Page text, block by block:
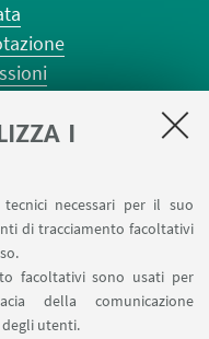
I
necessari per il suo
di tracciamento facoltativi
facoltativi sono usati per
della comunicazione
utenti.
eventi/notizie
SU: